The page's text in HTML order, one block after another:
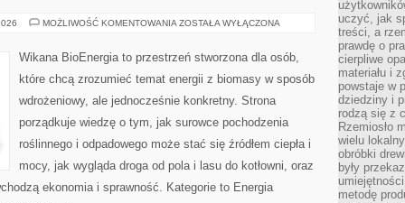
MOŻLIWOŚĆ KOMENTOWANIA INSTALACJE
MAŁOSKALOWE
ZOSTAŁA WYŁĄCZONA
Wikana BioEnergia to przestrzeń stworzona dla osób,
które chcą zrozumieć temat energii z biomasy w sposób
wdrożeniowy, ale jednocześnie konkretny. Strona
porządkuje wiedzę o tym, jak surowce pochodzenia
roślinnego i odpadowego może stać się źródłem ciepła i
mocy, jak wygląda droga od pola i lasu do kotłowni, oraz
ekonomia i sprawność. Kategorie to Energia
uczyć, jak
treści, a
prawdę o
cierpliwe
materiału i
powstaje w
dziedziny i
rodzą się z
Rzemiosło
wielu
obróbki
były
metodę